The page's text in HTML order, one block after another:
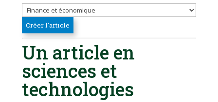
Un article en
sciences et
technologies